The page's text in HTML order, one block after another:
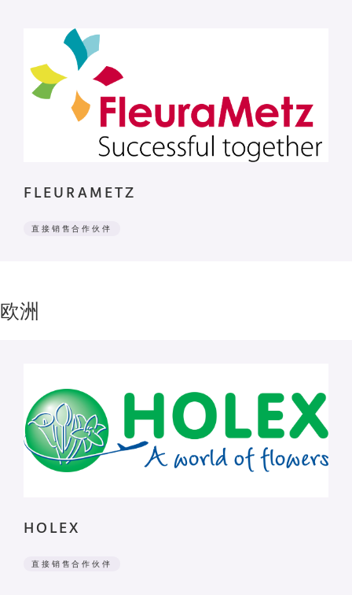
FLEURAMETZ
直接销售合作伙伴
欧洲
HOLEX
直接销售合作伙伴